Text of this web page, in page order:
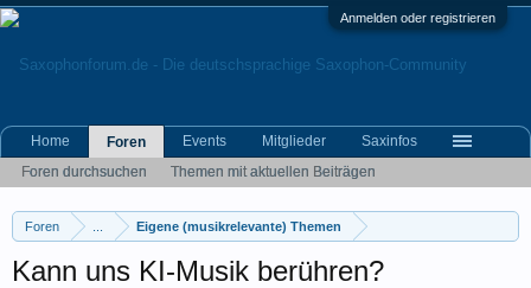
Anmelden oder registrieren
Foren Eigene (musikrelevante) Themen
Kann uns KI-Musik berühren?
Home
Foren
Foren durchsuchen
Themen mit aktuellen Beiträgen
Events Mitglieder Saxinfos